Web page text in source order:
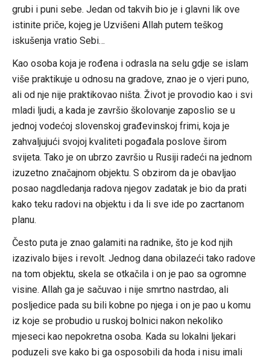
grubi i puni sebe. Jedan od takvih bio je i glavni lik ove
istinite priče, kojeg je Uzvišeni Allah putem teškog
iskušenja vratio Sebi…
Kao osoba koja je rođena i odrasla na selu gdje se islam
više praktikuje u odnosu na gradove, znao je o vjeri puno,
ali od nje nije praktikovao ništa. Život je provodio kao i svi
mladi ljudi, a kada je završio školovanje zaposlio se u
jednoj vodećoj slovenskoj građevinskoj frimi, koja je
zahvaljujući svojoj kvaliteti pogađala poslove širom
svijeta. Tako je on ubrzo završio u Rusiji radeći na jednom
izuzetno značajnom objektu. S obzirom da je obavljao
posao nagdledanja radova njegov zadatak je bio da prati
kako teku radovi na objektu i da li sve ide po zacrtanom
planu.
Često puta je znao galamiti na radnike, što je kod njih
izazivalo bijes i revolt. Jednog dana obilazeći tako radove
na tom objektu, skela se otkačila i on je pao sa ogromne
visine. Allah ga je sačuvao i nije smrtno nastrdao, ali
posljedice pada su bili kobne po njega i on je pao u komu
iz koje se probudio u ruskoj bolnici nakon nekoliko
mjeseci kao nepokretna osoba. Kada su lokalni ljekari
poduzeli sve kako bi ga osposobili da hoda i nisu imali